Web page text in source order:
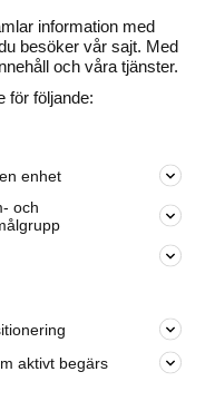
företaget på
nära dig.
information med
besöker vår sajt. Med
och våra tjänster.
för följande:
enhet
och
aktivt begärs